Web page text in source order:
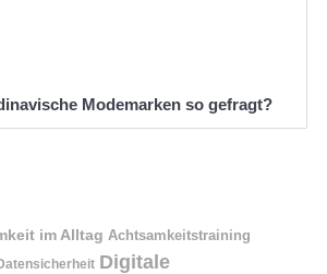
Modemarken so gefragt?
im Alltag Achtsamkeitstraining
Digitale